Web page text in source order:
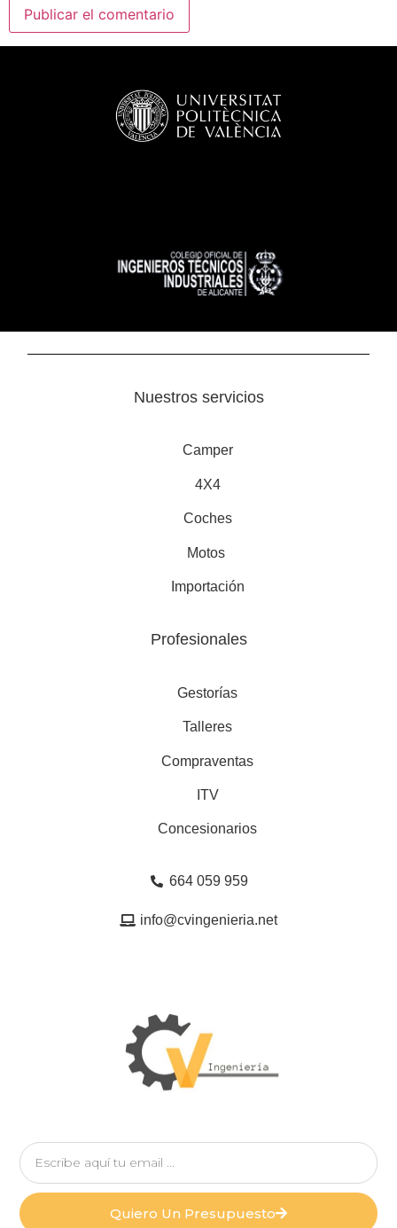
Nuestros servicios
Camper
4X4
Coches
Motos
Importación
Profesionales
Gestorías
Talleres
Compraventas
ITV
Concesionarios
664 059 959
info@cvingenieria.net
Quiero Un Presupuesto